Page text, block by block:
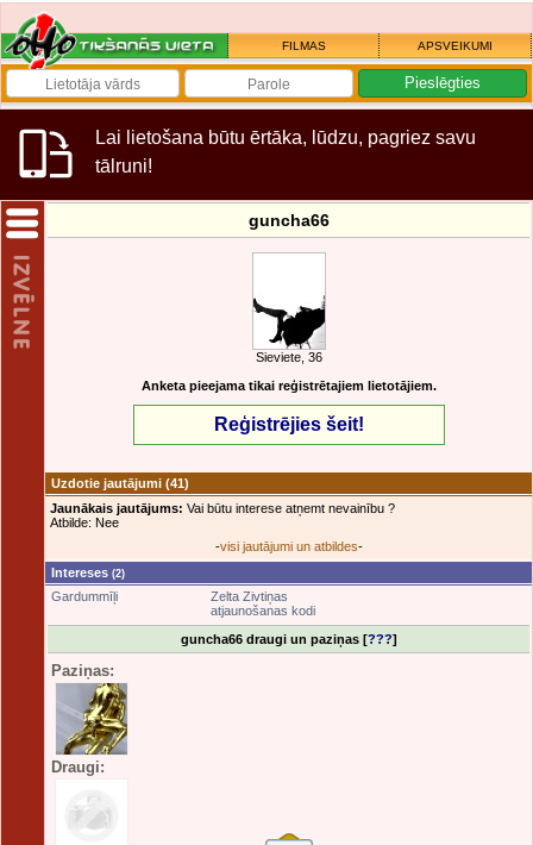
FILMAS APSVEIKUMI
Lai lietošana būtu ērtāka, lūdzu, pagriez savu
tālruni!
guncha66
Sieviete, 36
Anketa pieejama tikai reģistrētajiem lietotājiem.
Reģistrējies šeit!
Uzdotie jautājumi (41)
Jaunākais jautājums: Vai būtu interese atņemt nevainību ?
Atbilde: Nee
-visi jautājumi un atbildes-
Intereses (2)
Gardummīļi
Zelta Zivtiņas
atjaunošanas kodi
guncha66 draugi un paziņas [???]
Paziņas:
Draugi: